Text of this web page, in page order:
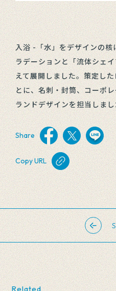
入浴 -「水」をデザインの
ラデーションと「流体シェ
えて展開しました。策定し
とに、名刺・封筒、コーポ
ランドデザインを担当しまし
Share
Copy URL
Related